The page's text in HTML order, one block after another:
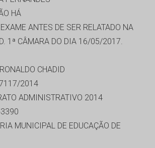
HÁ
ANTES DE SER RELATADO NA
1ª CÂMARA DO DIA 16/05/2017.
CHADID
2014
ADMINISTRATIVO 2014
MUNICIPAL DE EDUCAÇÃO DE